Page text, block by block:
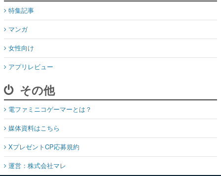
特集記事
マンガ
女性向け
アプリレビュー
その他
電ファミニコゲーマーとは？
媒体資料はこちら
XプレゼントCP応募規約
運営：株式会社マレ